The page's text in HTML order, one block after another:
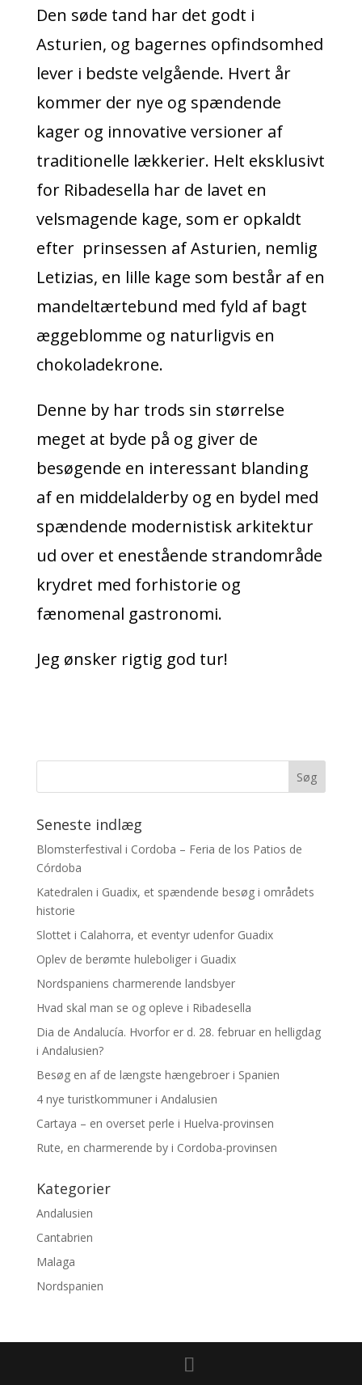
Den søde tand har det godt i
Asturien, og bagernes opfindsomhed
lever i bedste velgående. Hvert år
kommer der nye og spændende
kager og innovative versioner af
traditionelle lækkerier. Helt eksklusivt
for Ribadesella har de lavet en
velsmagende kage, som er opkaldt
efter prinsessen af Asturien, nemlig
Letizias, en lille kage som består af en
mandeltærtebund med fyld af bagt
æggeblomme og naturligvis en
chokoladekrone.
Denne by har trods sin størrelse
meget at byde på og giver de
besøgende en interessant blanding
af en middelalderby og en bydel med
spændende modernistisk arkitektur
ud over et enestående strandområde
krydret med forhistorie og
fænomenal gastronomi.
Jeg ønsker rigtig god tur!
Seneste indlæg
Blomsterfestival i Cordoba – Feria de los Patios de
Córdoba
Katedralen i Guadix, et spændende besøg i områdets
historie
Slottet i Calahorra, et eventyr udenfor Guadix
Oplev de berømte huleboliger i Guadix
Nordspaniens charmerende landsbyer
Hvad skal man se og opleve i Ribadesella
Dia de Andalucía. Hvorfor er d. 28. februar en helligdag
i Andalusien?
Besøg en af de længste hængebroer i Spanien
4 nye turistkommuner i Andalusien
Cartaya – en overset perle i Huelva-provinsen
Rute, en charmerende by i Cordoba-provinsen
Kategorier
Andalusien
Cantabrien
Malaga
Nordspanien